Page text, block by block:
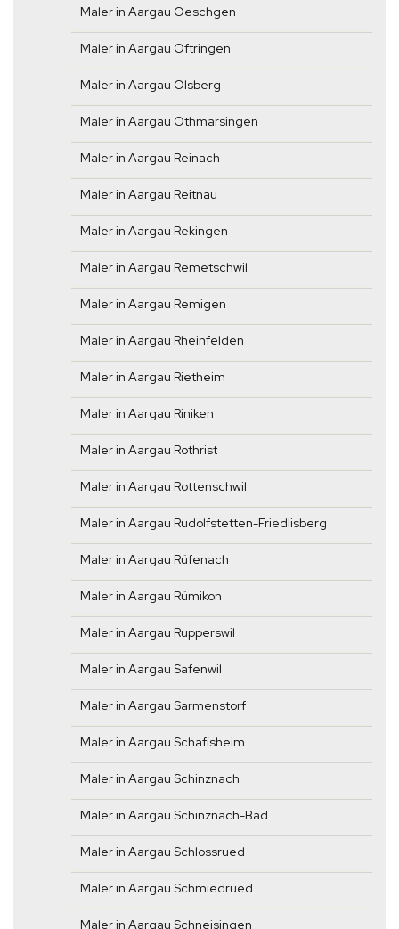
Maler in Aargau Oeschgen
Maler in Aargau Oftringen
Maler in Aargau Olsberg
Maler in Aargau Othmarsingen
Maler in Aargau Reinach
Maler in Aargau Reitnau
Maler in Aargau Rekingen
Maler in Aargau Remetschwil
Maler in Aargau Remigen
Maler in Aargau Rheinfelden
Maler in Aargau Rietheim
Maler in Aargau Riniken
Maler in Aargau Rothrist
Maler in Aargau Rottenschwil
Maler in Aargau Rudolfstetten-Friedlisberg
Maler in Aargau Rüfenach
Maler in Aargau Rümikon
Maler in Aargau Rupperswil
Maler in Aargau Safenwil
Maler in Aargau Sarmenstorf
Maler in Aargau Schafisheim
Maler in Aargau Schinznach
Maler in Aargau Schinznach-Bad
Maler in Aargau Schlossrued
Maler in Aargau Schmiedrued
Maler in Aargau Schneisingen